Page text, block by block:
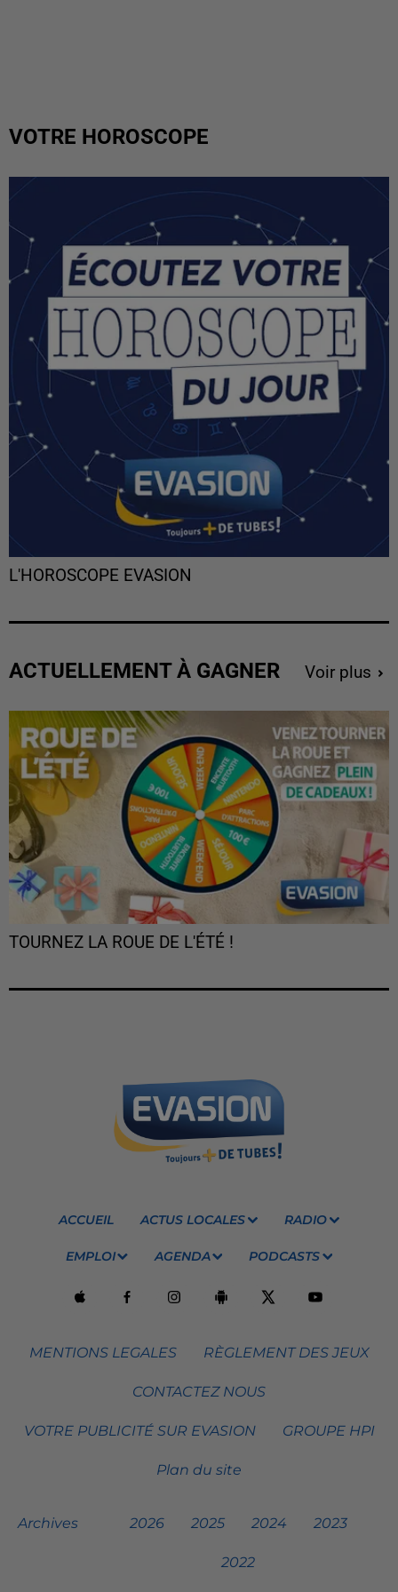
VOTRE HOROSCOPE
L'HOROSCOPE EVASION
ACTUELLEMENT À GAGNER Voir plus
TOURNEZ LA ROUE DE L'ÉTÉ !
ACCUEIL ACTUS LOCALES RADIO
EMPLOI AGENDA PODCASTS
MENTIONS LEGALES RÈGLEMENT DES JEUX
CONTACTEZ NOUS
VOTRE PUBLICITÉ SUR EVASION GROUPE HPI
Plan du site
Archives 2026 2025 2024 2023
2022